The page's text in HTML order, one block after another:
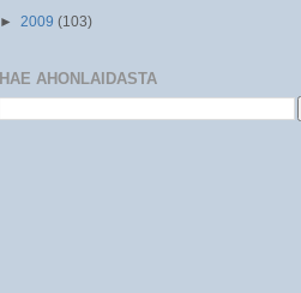
► 2009 (103)
HAE AHONLAIDASTA